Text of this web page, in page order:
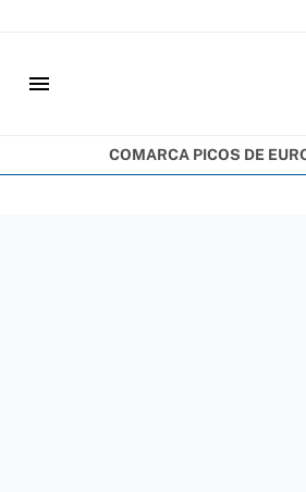
menu
COMARCA PICOS DE